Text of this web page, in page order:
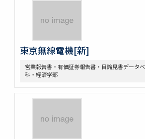
東京無線電機[新]
営業報告書・有価証券報告書・目論見書データ
科・経済学部